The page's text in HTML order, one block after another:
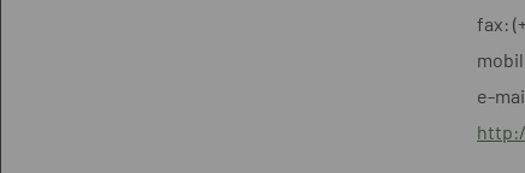
fax:
e-